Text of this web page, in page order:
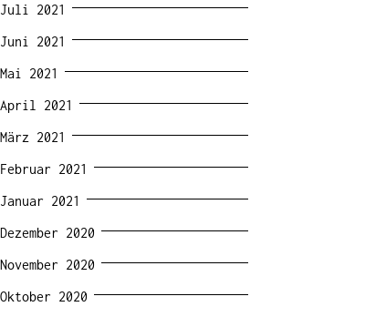
Juli 2021
Juni 2021
Mai 2021
April 2021
März 2021
Februar 2021
Januar 2021
Dezember 2020
November 2020
Oktober 2020